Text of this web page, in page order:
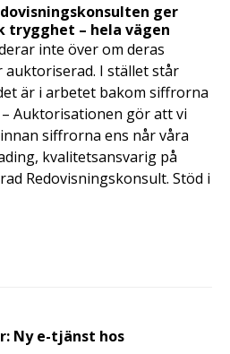
ger
trygghet – hela vägen
inte över om deras
I stället står
är i arbetet bakom siffrorna
Auktorisationen gör att vi
siffrorna ens når våra
kvalitetsansvarig på
Redovisningskonsult. Stöd i
Ny e-tjänst hos